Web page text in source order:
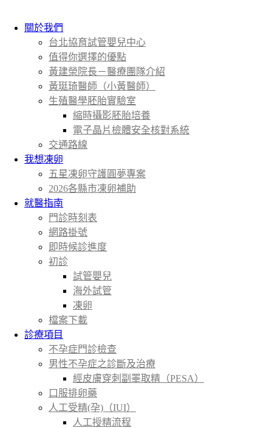
關於我們
台北協育試管嬰兒中心
值得你選擇的優點
黃建榮院長－醫療團隊介紹
黃珽琦醫師（小黃醫師）
生殖醫學胚胎實驗室
縮時攝影胚胎培養
電子晶片檢體安全核對系統
交通路線
我想凍卵
五星凍卵守護圓夢專案
2026各縣市凍卵補助
就醫指南
門診時刻表
網路掛號
即時候診進度
初診
試管嬰兒
海外試管
凍卵
檔案下載
診療項目
不孕症門診檢查
男性不孕症之診斷及治療
經皮膚穿刺副睪取精（PESA）
口服排卵藥
人工受精(孕)（IUI）
人工授精流程